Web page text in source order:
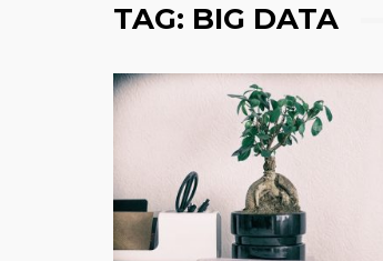
TAG: BIG DATA